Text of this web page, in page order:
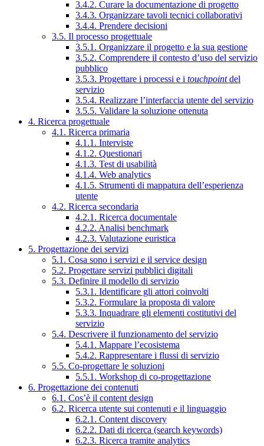
3.4.2. Curare la documentazione di progetto
3.4.3. Organizzare tavoli tecnici collaborativi
3.4.4. Prendere decisioni
3.5. Il processo progettuale
3.5.1. Organizzare il progetto e la sua gestione
3.5.2. Comprendere il contesto d’uso del servizio
pubblico
3.5.3. Progettare i processi e i touchpointdel
servizio
3.5.4. Realizzare l’interfaccia utente del servizio
3.5.5. Validare la soluzione ottenuta
4. Ricerca progettuale
4.1. Ricerca primaria
4.1.1. Interviste
4.1.2. Questionari
4.1.3. Test di usabilità
4.1.4. Web analytics
4.1.5. Strumenti di mappatura dell’esperienza
utente
4.2. Ricerca secondaria
4.2.1. Ricerca documentale
4.2.2. Analisi benchmark
4.2.3. Valutazione euristica
5. Progettazione dei servizi
5.1. Cosa sono i servizi e il service design
5.2. Progettare servizi pubblici digitali
5.3. Definire il modello di servizio
5.3.1. Identificare gli attori coinvolti
5.3.2. Formulare la proposta di valore
5.3.3. Inquadrare gli elementi costitutivi del
servizio
5.4. Descrivere il funzionamento del servizio
5.4.1. Mappare l’ecosistema
5.4.2. Rappresentare i flussi di servizio
5.5. Co-progettare le soluzioni
5.5.1. Workshop di co-progettazione
6. Progettazione dei contenuti
6.1. Cos’è il content design
6.2. Ricerca utente sui contenuti e il linguaggio
6.2.1. Content discovery
6.2.2. Dati di ricerca (search keywords)
6.2.3. Ricerca tramite analytics